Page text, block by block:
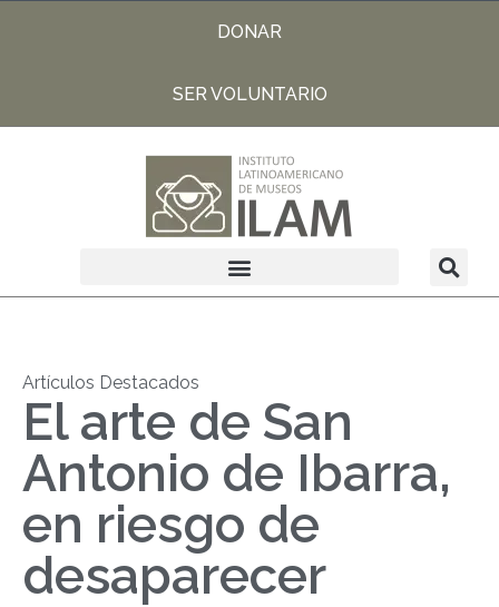
DONAR
SER VOLUNTARIO
Artículos Destacados
El arte de San
Antonio de Ibarra,
en riesgo de
desaparecer